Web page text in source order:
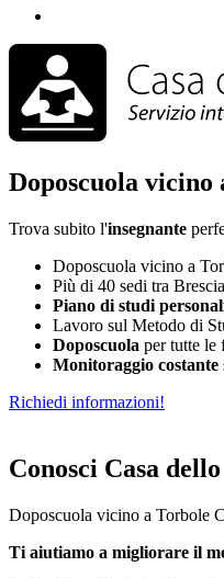
Doposcuola vicino
Trova subito l'insegnante
Doposcuola vicino a
Più di 40 sedi tra
Piano di studi
Lavoro sul Metodo di
Doposcuola per tutte le
Monitoraggio costante
Richiedi informazioni!
Conosci Casa
Doposcuola vicino a Torbole
Ti aiutiamo a migliorare il